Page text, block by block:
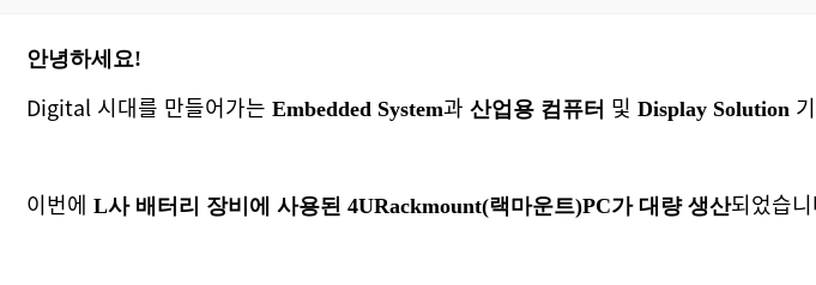
안녕하세요!
Digital 시대를 만들어가는 Embedded System과 산업용 컴퓨터 및 Display Solution
이번에 L사 배터리 장비에 사용된 4URackmount(랙마운트)PC가 대량 생산되었습